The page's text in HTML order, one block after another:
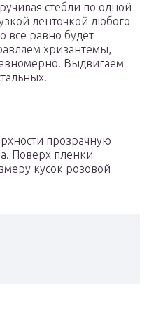
стебли по одной
ленточкой любого
все равно будет
хризантемы,
Выдвигаем
прозрачную
Поверх пленки
кусок розовой